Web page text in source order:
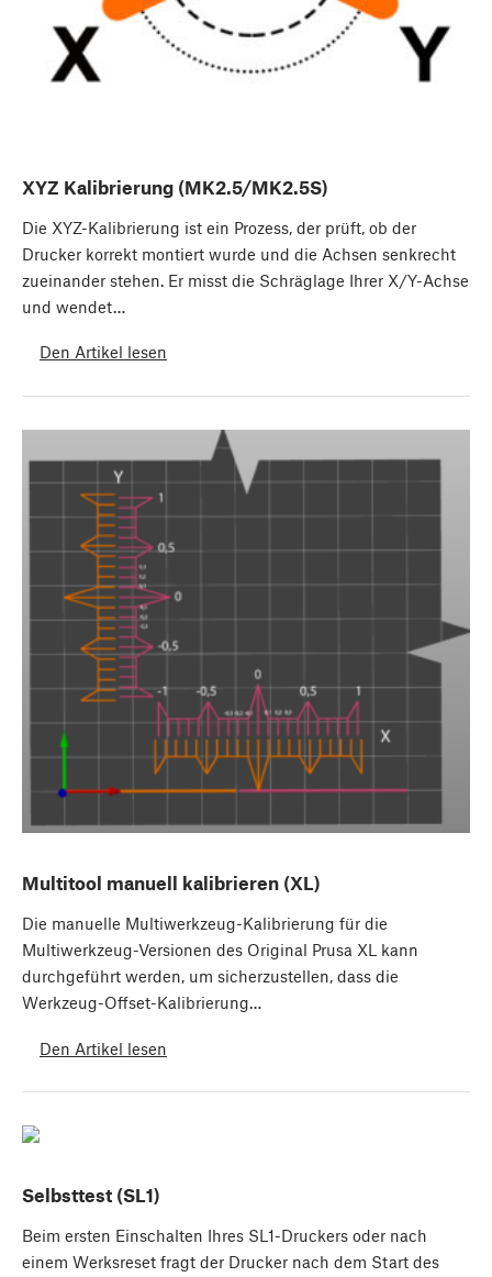
XYZ Kalibrierung (MK2.5/MK2.5S)
Die XYZ-Kalibrierung ist ein Prozess, der prüft, ob der
Drucker korrekt montiert wurde und die Achsen senkrecht
zueinander stehen. Er misst die Schräglage Ihrer X/Y-Achse
und wendet…
Den Artikel lesen
Multitool manuell kalibrieren (XL)
Die manuelle Multiwerkzeug-Kalibrierung für die
Multiwerkzeug-Versionen des Original Prusa XL kann
durchgeführt werden, um sicherzustellen, dass die
Werkzeug-Offset-Kalibrierung…
Den Artikel lesen
Selbsttest (SL1)
Beim ersten Einschalten Ihres SL1-Druckers oder nach
einem Werksreset fragt der Drucker nach dem Start des